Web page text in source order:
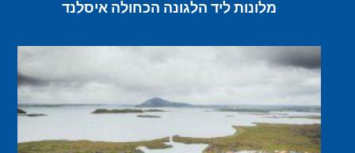
מלונות ליד הלגונה הכחולה איסלנד